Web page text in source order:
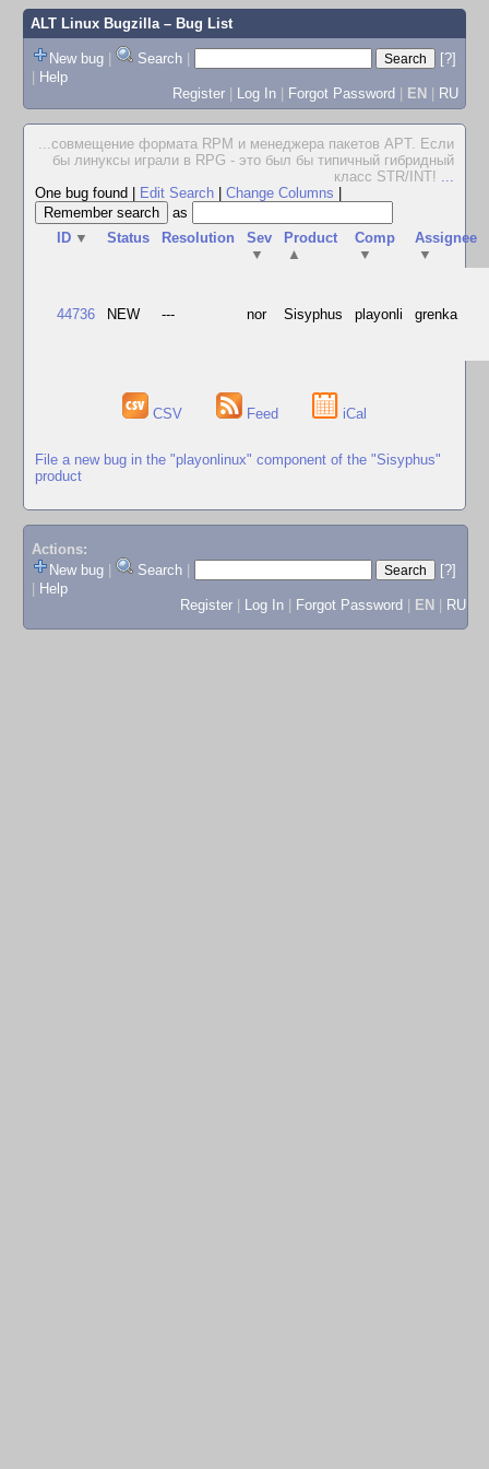
ALT Linux Bugzilla– Bug List
New bug | Search |
[?]
| Help
Register | Log In | Forgot Password | EN | RU
...совмещение формата RPM и менеджера пакетов APT. Если
бы линуксы играли в RPG - это был бы типичный гибридный
класс STR/INT! ...
One bug found
Edit Search Change Columns
as
ID ▼ Status Resolution
Sev
▼
Product
▲
Comp
▼
Assignee
▼
44736 NEW --- nor Sisyphus playonli grenka
CSV Feed iCal
File a new bug in the "playonlinux" component of the "Sisyphus"
product
Actions:
New bug
Search
[?]
Help
Register
Log In Forgot Password EN RU